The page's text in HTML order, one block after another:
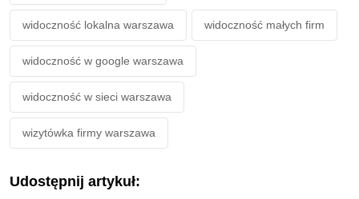
widoczność lokalna warszawa widoczność małych firm
widoczność w google warszawa
widoczność w sieci warszawa
wizytówka firmy warszawa
Udostępnij artykuł: